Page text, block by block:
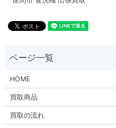
HOME
買取商品
買取の流れ